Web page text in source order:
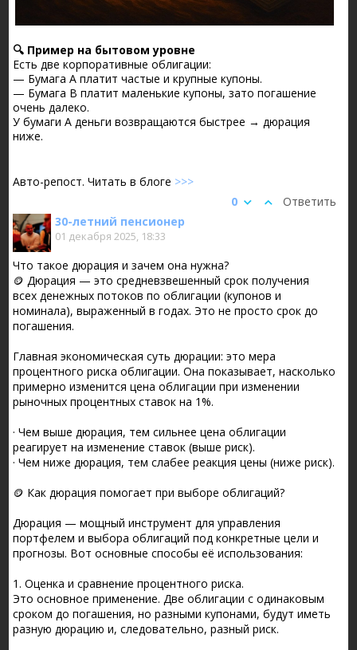
🔍 Пример на бытовом уровне
Есть две корпоративные облигации:
— Бумага А платит частые и крупные купоны.
— Бумага B платит маленькие купоны, зато погашение
очень далеко.
У бумаги А деньги возвращаются быстрее → дюрация
ниже.
Авто-репост. Читать в блоге >>>
Ответить
0
30-летний пенсионер
01 декабря 2025, 18:33
Что такое дюрация и зачем она нужна?
🪙 Дюрация — это средневзвешенный срок получения
всех денежных потоков по облигации (купонов и
номинала), выраженный в годах. Это не просто срок до
погашения.
Главная экономическая суть дюрации: это мера
процентного риска облигации. Она показывает, насколько
примерно изменится цена облигации при изменении
рыночных процентных ставок на 1%.
· Чем выше дюрация, тем сильнее цена облигации
реагирует на изменение ставок (выше риск).
· Чем ниже дюрация, тем слабее реакция цены (ниже риск).
🪙 Как дюрация помогает при выборе облигаций?
Дюрация — мощный инструмент для управления
портфелем и выбора облигаций под конкретные цели и
прогнозы. Вот основные способы её использования:
1. Оценка и сравнение процентного риска.
Это основное применение. Две облигации с одинаковым
сроком до погашения, но разными купонами, будут иметь
разную дюрацию и, следовательно, разный риск.